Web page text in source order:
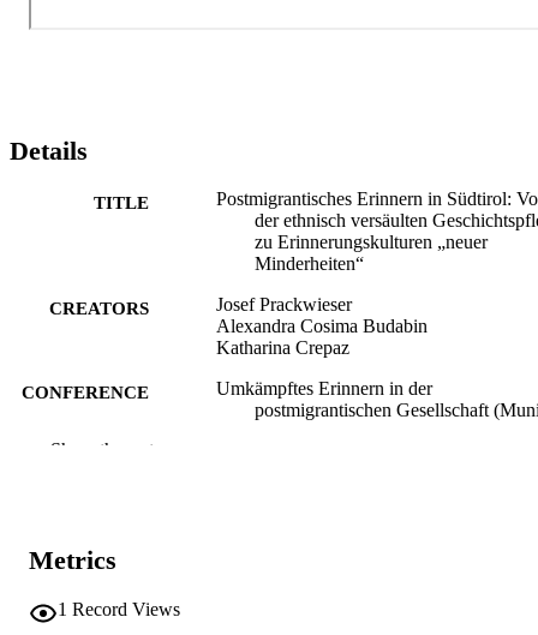
Details
TITLE
Postmigrantisches Erinnern in Südtirol:
der ethnisch versäulten
zu Erinnerungskulturen „neuer
Minderheiten“
CREATORS
Josef Prackwieser
Alexandra Cosima Budabin
Katharina Crepaz
CONFERENCE
Umkämpftes Erinnern in der
postmigrantischen Gesellschaft
UNIT
LANGUAGE
Show the rest
Metrics
1 Record Views